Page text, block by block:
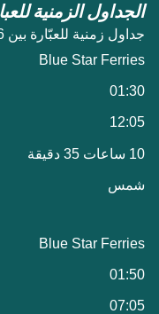
الجداول الزمنية
جداول زمنية للعبّارة بين 03/08/2026 و9‏/8‏/2026
Blue Star Ferries
01:30
12:05
10 ساعات 35 دقيقة
شمس
Blue Star Ferries
01:50
07:05